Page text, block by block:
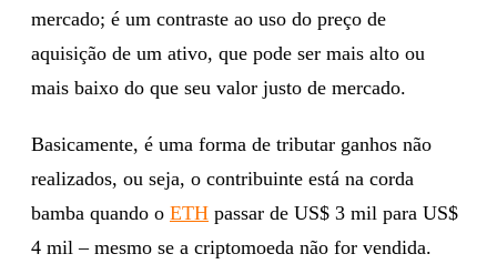
mercado; é um contraste ao uso do preço de
aquisição de um ativo, que pode ser mais alto ou
mais baixo do que seu valor justo de mercado.
Basicamente, é uma forma de tributar ganhos não
realizados, ou seja, o contribuinte está na corda
bamba quando o ETH passar de US$ 3 mil para US$
4 mil – mesmo se a criptomoeda não for vendida.